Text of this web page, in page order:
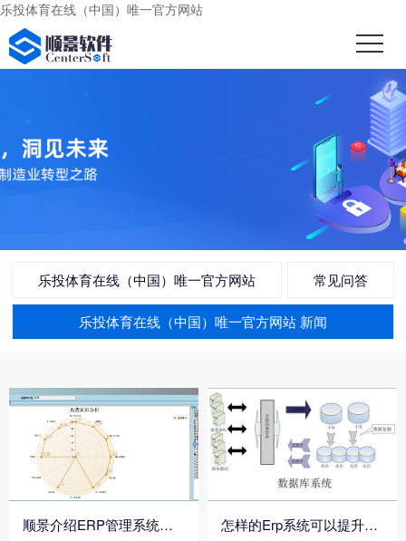
乐投体育在线（中国）唯一官方网站
乐投体育在线（中国）唯一官方网站 常见问答
乐投体育在线（中国）唯一官方网站 新闻
顺景介绍ERP管理系统的益处及其作用 怎样的Erp系统可以提升企业的创新力与竞争力?